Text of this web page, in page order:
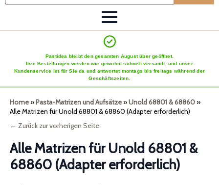
Pastidea bleibt den gesamten August über geöffnet.
Ihre Bestellungen werden wie gewohnt schnell versandt, und unser
Kundenservice ist für Sie da und antwortet montags bis freitags während der
Geschäftszeiten.
Home»Pasta-Matrizen und Aufsätze»Unold 68801 & 68860»
Alle Matrizen für Unold 68801 & 68860 (Adapter erforderlich)
← Zurück zur vorherigen Seite
Alle Matrizen für Unold 68801 &
68860 (Adapter erforderlich)